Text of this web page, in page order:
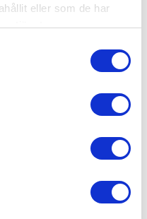
eller som de har
tjänster.
Lucid 5W ficklampa RCS
certifierad återvunnen plast